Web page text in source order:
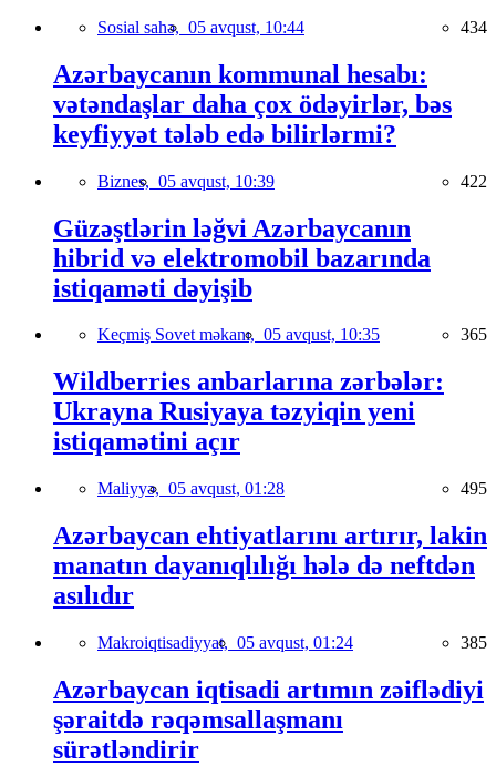
Sosial sahə, 05 avqust, 10:44 434
Azərbaycanın kommunal hesabı:
vətəndaşlar daha çox ödəyirlər, bəs
keyfiyyət tələb edə bilirlərmi?
Biznes, 05 avqust, 10:39 422
Güzəştlərin ləğvi Azərbaycanın
hibrid və elektromobil bazarında
istiqaməti dəyişib
Keçmiş Sovet məkanı, 05 avqust, 10:35 365
Wildberries anbarlarına zərbələr:
Ukrayna Rusiyaya təzyiqin yeni
istiqamətini açır
Maliyyə, 05 avqust, 01:28 495
Azərbaycan ehtiyatlarını artırır, lakin
manatın dayanıqlılığı hələ də neftdən
asılıdır
Makroiqtisadiyyat, 05 avqust, 01:24 385
Azərbaycan iqtisadi artımın zəiflədiyi
şəraitdə rəqəmsallaşmanı
sürətləndirir